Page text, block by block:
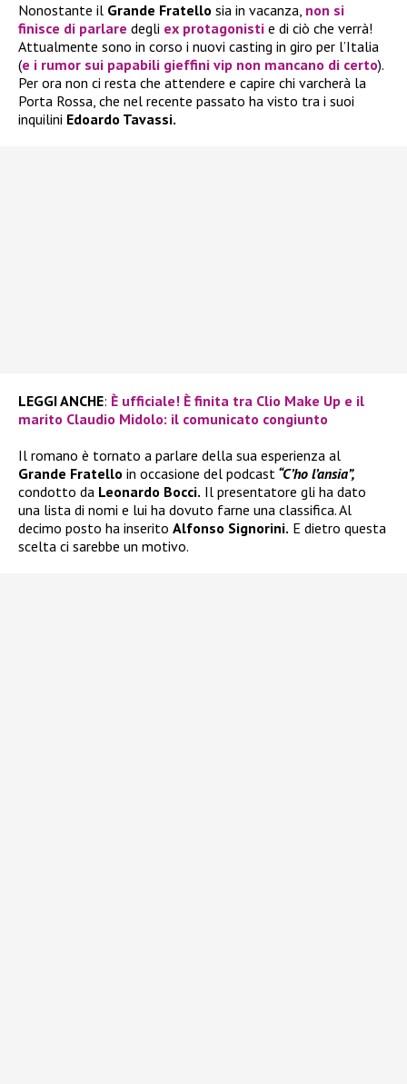
Nonostante il Grande Fratello sia in vacanza, non si
finisce di parlare degli ex protagonisti e di ciò che verrà!
Attualmente sono in corso i nuovi casting in giro per l’Italia
(e i rumor sui papabili gieffini vip non mancano di certo).
Per ora non ci resta che attendere e capire chi varcherà la
Porta Rossa, che nel recente passato ha visto tra i suoi
inquilini Edoardo Tavassi.
LEGGI ANCHE: È ufficiale! È finita tra Clio Make Up e il
marito Claudio Midolo: il comunicato congiunto
Il romano è tornato a parlare della sua esperienza al
Grande Fratello in occasione del podcast “C’ho l’ansia”,
condotto da Leonardo Bocci. Il presentatore gli ha dato
una lista di nomi e lui ha dovuto farne una classifica. Al
decimo posto ha inserito Alfonso Signorini. E dietro questa
scelta ci sarebbe un motivo.